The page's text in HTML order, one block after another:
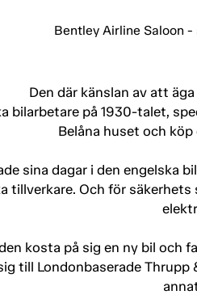
Den där känslan av att
bilarbetare på 1930-talet,
Belåna huset och
sina dagar i den engelska
tillverkare. Och för
kosta på sig en ny bil och
till Londonbaserade